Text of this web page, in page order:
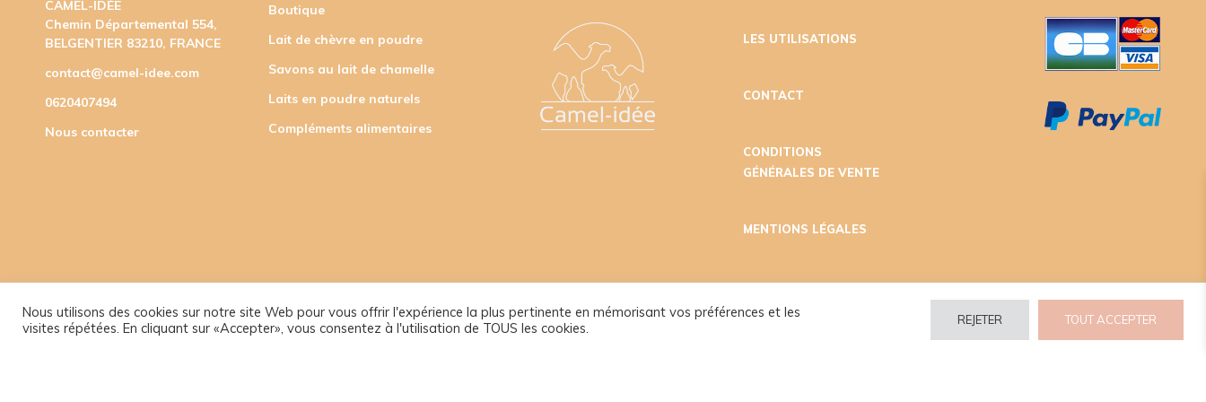
CAMEL-IDÉE
Chemin Départemental 554,
BELGENTIER 83210, FRANCE
contact@camel-idee.com
0620407494
Nous contacter
Boutique
Lait de chèvre en poudre
Savons au lait de chamelle
Laits en poudre naturels
Compléments alimentaires
LES UTILISATIONS
CONTACT
CONDITIONS
GÉNÉRALES DE VENTE
MENTIONS LÉGALES
Nous utilisons des cookies sur notre site Web pour vous offrir l'expérience la plus pertinente en mémorisant vos préférences et les
visites répétées. En cliquant sur «Accepter», vous consentez à l'utilisation de TOUS les cookies.
REJETER TOUT ACCEPTER